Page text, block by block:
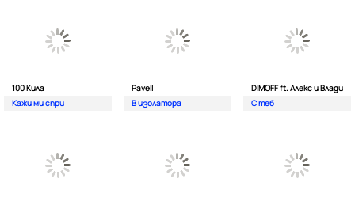
100 Кила
Кажи ми спри
Pavell
В изолатора
DIMOFF ft. Алекс и Влади
С теб